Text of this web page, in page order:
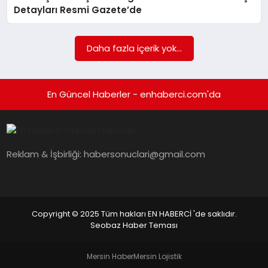
Detayları Resmi Gazete’de
Daha fazla içerik yok...
En Güncel Haberler - enhaberci.com'da
Reklam & İşbirliği:habersonuclari@gmail.com
Copyright © 2025 Tüm hakları EN HABERCİ 'de saklıdır.
Seobaz Haber Teması
Mersin HaberMersin Lojistik